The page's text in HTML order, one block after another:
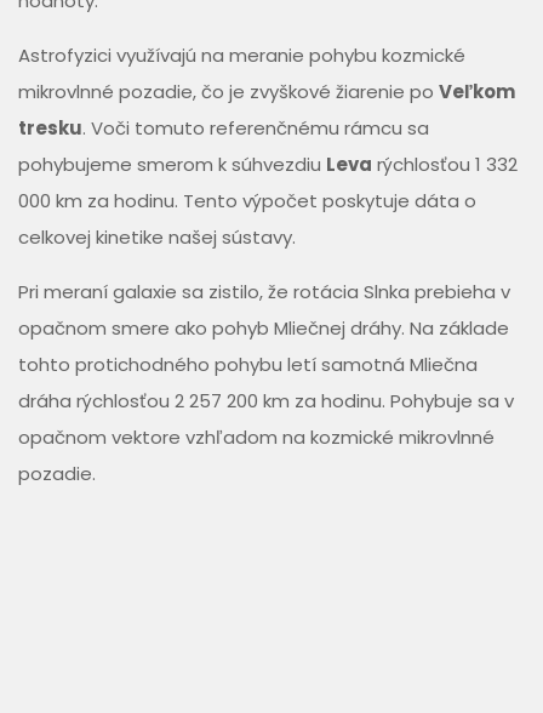
Astrofyzici využívajú na meranie pohybu kozmické
mikrovlnné pozadie, čo je zvyškové žiarenie po Veľkom
tresku. Voči tomuto referenčnému rámcu sa
pohybujeme smerom k súhvezdiu Leva rýchlosťou 1 332
000 km za hodinu. Tento výpočet poskytuje dáta o
celkovej kinetike našej sústavy.
Pri meraní galaxie sa zistilo, že rotácia Slnka prebieha v
opačnom smere ako pohyb Mliečnej dráhy. Na základe
tohto protichodného pohybu letí samotná Mliečna
dráha rýchlosťou 2 257 200 km za hodinu. Pohybuje sa v
opačnom vektore vzhľadom na kozmické mikrovlnné
pozadie.